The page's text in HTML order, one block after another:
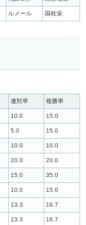
ルメール 国枝栄
連対率 複勝率
10.0 15.0
5.0 15.0
10.0 10.0
20.0 20.0
15.0 35.0
10.0 15.0
13.3 16.7
13.3 16.7